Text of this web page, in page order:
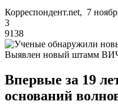
Корреспондент.net, 7
3
9138
Выявлен новый штамм
Впервые за 19
оснований